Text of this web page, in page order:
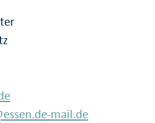
mail.de